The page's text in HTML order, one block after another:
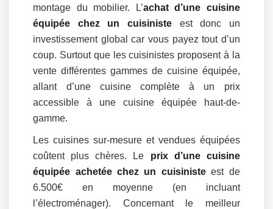
montage du mobilier. L’achat d’une cuisine
équipée chez un cuisiniste est donc un
investissement global car vous payez tout d’un
coup. Surtout que les cuisinistes proposent à la
vente différentes gammes de cuisine équipée,
allant d’une cuisine complète à un prix
accessible à une cuisine équipée haut-de-
gamme.
Les cuisines sur-mesure et vendues équipées
coûtent plus chères. Le prix d’une cuisine
équipée achetée chez un cuisinisteest de
6.500€ en moyenne (en incluant
l’électroménager). Concernant le meilleur